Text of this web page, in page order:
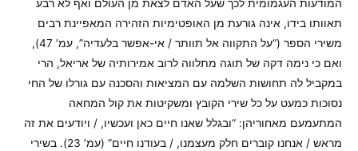
המודעות העגמומית לכך שעל האדם לצאת מן העולם ואף לא רבע
תאוותו בידו, אינה גורעת מן האופטימיות הזהירה המאפיינת רבים
משירי הספר (“על התקווה אל תוותר / אי-אפשר בלעדיה”, עמ’ 47),
ואם כי נימה דקה של תוגה מתלווה לרוב אמירותיה של אריאל, הרי
במקביל לה תחושות השלמה עם המציאות והסכנה עם גורלו של החי
נסוכות כמעט על כל שירי הקובץ ומשקיטות את קול המחאה
המתעמעם מאחוריהן: “ובגלל שאנו חיים כאן ועכשיו, / ויודעים את זה
מראש / אנחנו קוברים חלק מעצמנו, / בעודנו חיים” (עמ’ 23). בשירי